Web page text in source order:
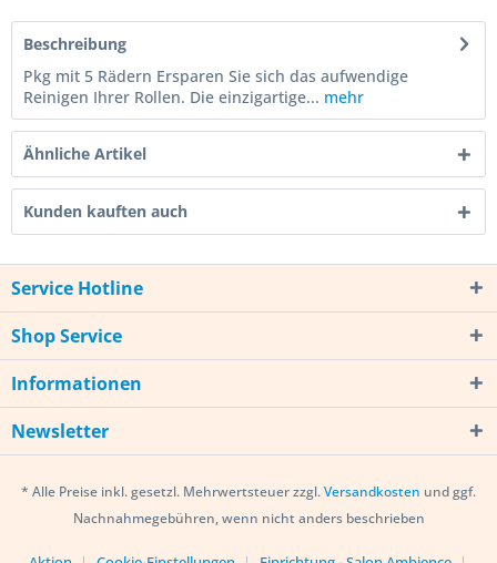
Beschreibung
Pkg mit 5 Rädern Ersparen Sie sich das aufwendige
Reinigen Ihrer Rollen. Die einzigartige... mehr
Ähnliche Artikel
Kunden kauften auch
Service Hotline
Shop Service
Informationen
Newsletter
* Alle Preise inkl. gesetzl. Mehrwertsteuer zzgl.Versandkosten und ggf.
Nachnahmegebühren, wenn nicht anders beschrieben